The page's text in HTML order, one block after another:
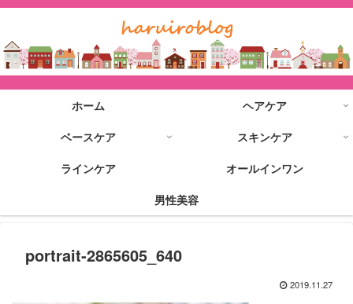
ホーム
ヘアケア
ベースケア
スキンケア
ラインケア
オールインワン
男性美容
portrait-2865605_640
2019.11.27